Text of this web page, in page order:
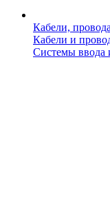
Кабели,
Кабели и
Системы ввода